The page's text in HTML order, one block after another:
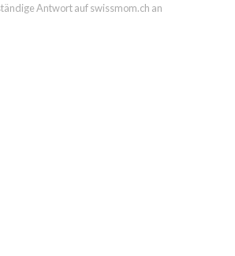
Antwort auf swissmom.ch an